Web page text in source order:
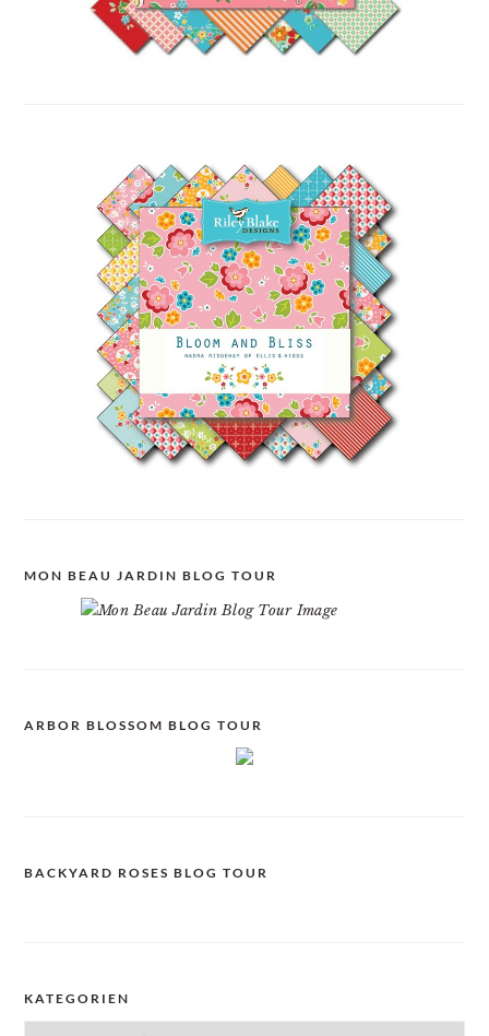
MON BEAU JARDIN BLOG TOUR
ARBOR BLOSSOM BLOG TOUR
BACKYARD ROSES BLOG TOUR
KATEGORIEN